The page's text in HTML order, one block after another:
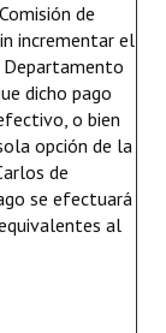
de
incrementar el
dicho pago
o bien
opción de la
de
se efectuará
al